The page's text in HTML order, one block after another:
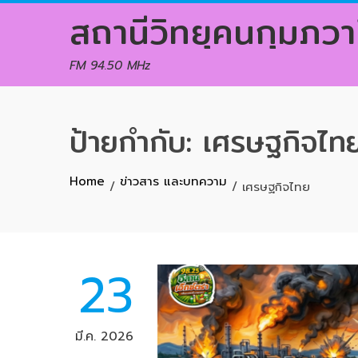
Skip
สถานีวิทยุคนกุมภว
FM 94.50 MHz
ป้ายกำกับ: เศรษฐกิจไท
Home ข่าวสาร และบทความ เศรษฐกิจไทย
23
มี.ค. 2026